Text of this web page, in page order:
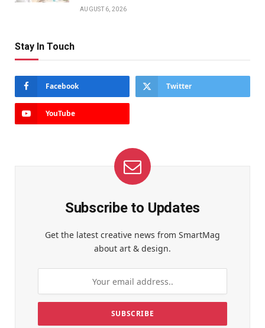
AUGUST 6, 2026
Stay In Touch
Facebook Twitter
YouTube
Subscribe to Updates
Get the latest creative news from SmartMag
about art & design.